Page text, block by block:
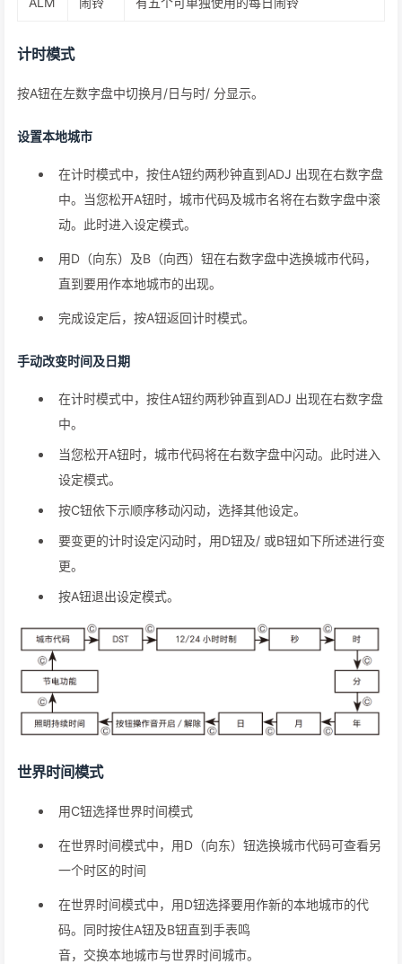
计时模式
按A钮在左数字盘中切换月/日与时/ 分显示。
设置本地城市
在计时模式中，按住A钮约两秒钟直到ADJ 出现在右数字盘
中。当您松开A钮时，城市代码及城市名将在右数字盘中滚
动。此时进入设定模式。
用D（向东）及B（向西）钮在右数字盘中选换城市代码，
直到要用作本地城市的出现。
完成设定后，按A钮返回计时模式。
手动改变时间及日期
在计时模式中，按住A钮约两秒钟直到ADJ 出现在右数字盘
中。
当您松开A钮时，城市代码将在右数字盘中闪动。此时进入
设定模式。
按C钮依下示顺序移动闪动，选择其他设定。
要变更的计时设定闪动时，用D钮及/ 或B钮如下所述进行变
更。
按A钮退出设定模式。
世界时间模式
用C钮选择世界时间模式
在世界时间模式中，用D（向东）钮选换城市代码可查看另
一个时区的时间
在世界时间模式中，用D钮选择要用作新的本地城市的代
码。同时按住A钮及B钮直到手表鸣
音，交换本地城市与世界时间城市。